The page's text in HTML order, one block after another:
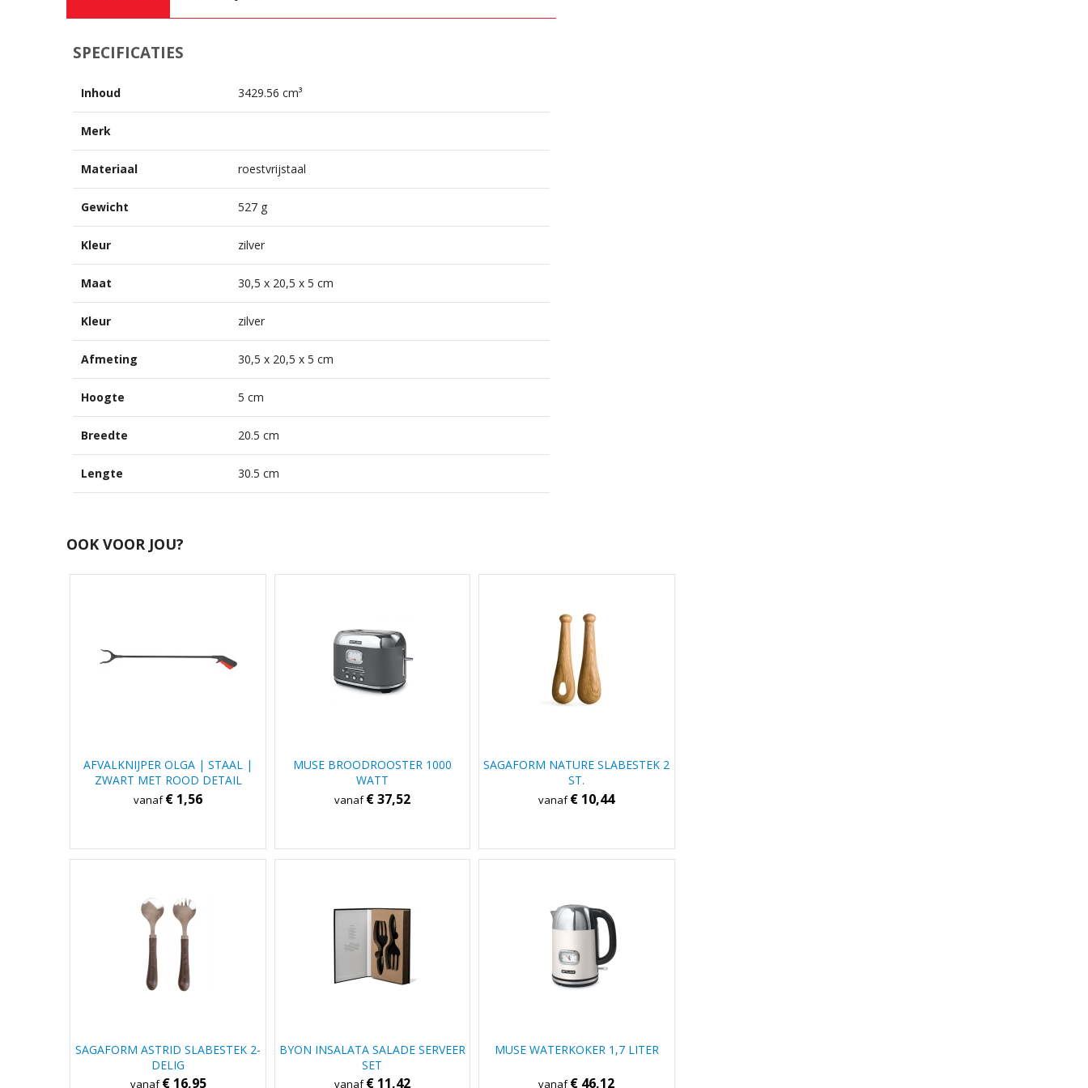
SPECIFICATIES
Inhoud 3429.56 cm³
Merk
Materiaal roestvrijstaal
Gewicht 527 g
Kleur zilver
Maat 30,5 x 20,5 x 5 cm
Kleur zilver
Afmeting 30,5 x 20,5 x 5 cm
Hoogte 5 cm
Breedte 20.5 cm
Lengte 30.5 cm
OOK VOOR JOU?
AFVALKNIJPER OLGA | STAAL |
ZWART MET ROOD DETAIL
vanaf€ 1,56
MUSE BROODROOSTER 1000
WATT
vanaf€ 37,52
SAGAFORM NATURE SLABESTEK 2
ST.
vanaf€ 10,44
SAGAFORM ASTRID SLABESTEK 2-
DELIG
vanaf€ 16,95
BYON INSALATA SALADE SERVEER
SET
vanaf€ 11,42
MUSE WATERKOKER 1,7 LITER
vanaf€ 46,12